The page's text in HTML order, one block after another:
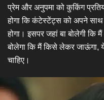
​प्रेम और अनुपमा को कुकिंग
होगा कि कंटेस्टेंट्स को अपने साथ
होगा। इसपर जहां बा बोलेगी कि
बोलेगा कि मैं किसे लेकर
चाहिए।​